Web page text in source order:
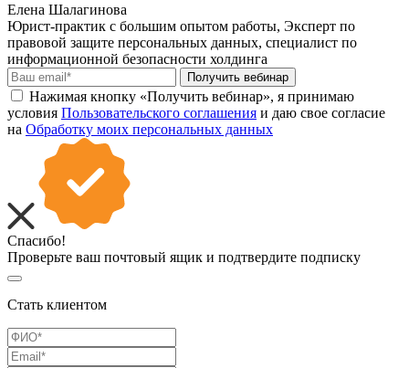
Елена Шалагинова
Юрист-практик с большим опытом работы, Эксперт по
правовой защите персональных данных, специалист по
информационной безопасности холдинга
Получить вебинар
Нажимая кнопку «Получить вебинар», я принимаю
условия Пользовательского соглашения и даю свое согласие
на Обработку моих персональных данных
Спасибо!
Проверьте ваш почтовый ящик и подтвердите подписку
Стать клиентом